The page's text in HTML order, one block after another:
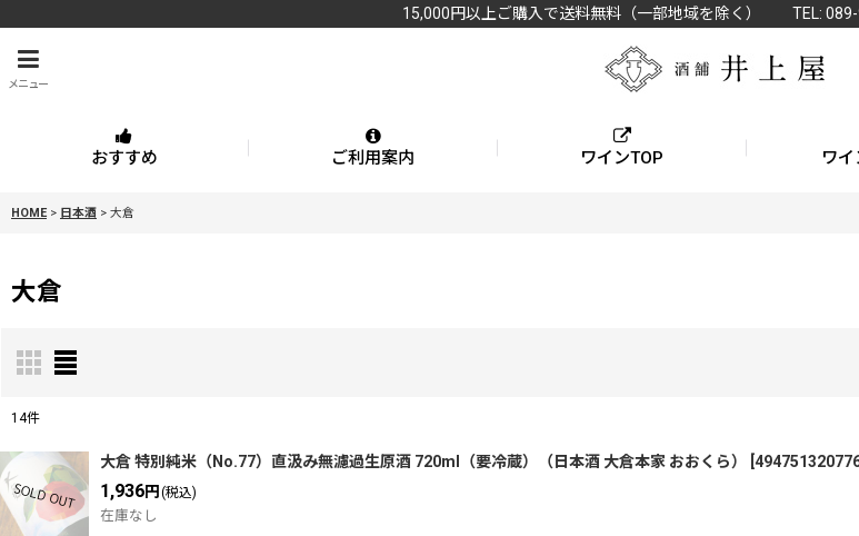
15,000円以上ご購入で送料無料（一部地域を除く） TEL:
メニュー
おすすめ ご利用案内 ワインTOP ワイ
HOME > 日本酒 > 大倉
大倉
表示数:
並び順
14件
大倉 特別純米（No.77）直汲み無濾過生原酒 720ml（要冷蔵）（日本酒 大倉本家 おおくら）
1,936円 (税込)
在庫なし